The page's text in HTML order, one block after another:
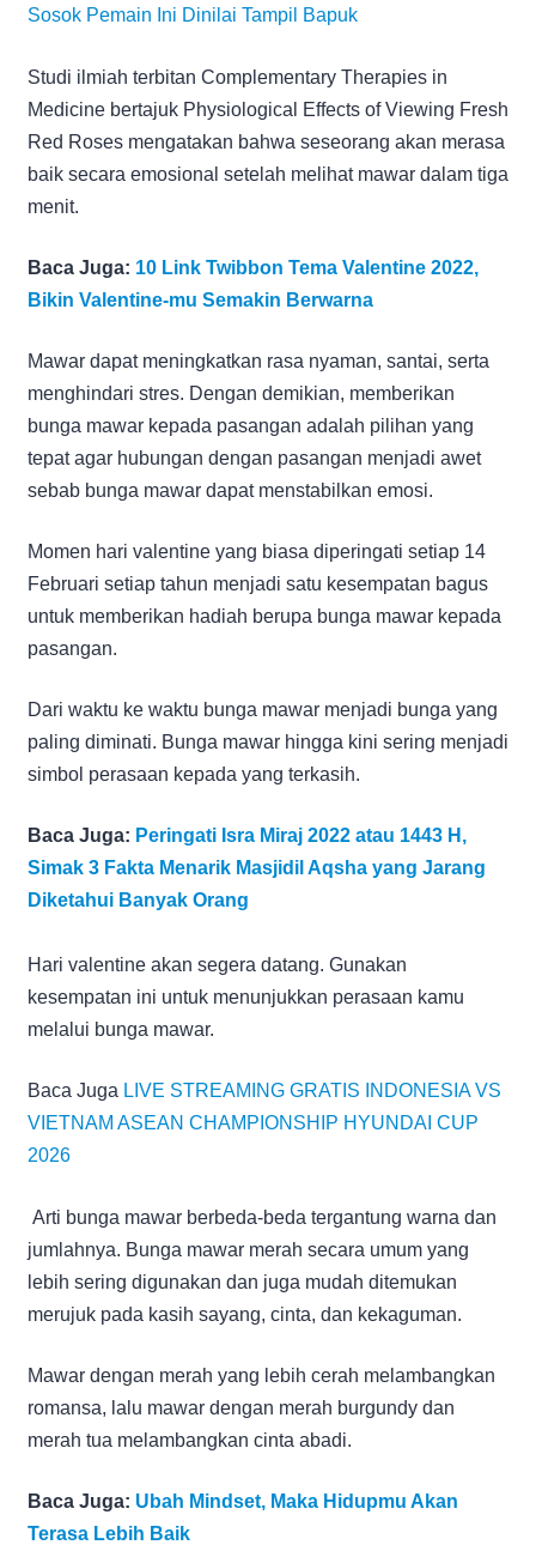
Sosok Pemain Ini Dinilai Tampil Bapuk
Studi ilmiah terbitan Complementary Therapies in
Medicine bertajuk Physiological Effects of Viewing Fresh
Red Roses mengatakan bahwa seseorang akan merasa
baik secara emosional setelah melihat mawar dalam tiga
menit.
Baca Juga: 10 Link Twibbon Tema Valentine 2022,
Bikin Valentine-mu Semakin Berwarna
Mawar dapat meningkatkan rasa nyaman, santai, serta
menghindari stres. Dengan demikian, memberikan
bunga mawar kepada pasangan adalah pilihan yang
tepat agar hubungan dengan pasangan menjadi awet
sebab bunga mawar dapat menstabilkan emosi.
Momen hari valentine yang biasa diperingati setiap 14
Februari setiap tahun menjadi satu kesempatan bagus
untuk memberikan hadiah berupa bunga mawar kepada
pasangan.
Dari waktu ke waktu bunga mawar menjadi bunga yang
paling diminati. Bunga mawar hingga kini sering menjadi
simbol perasaan kepada yang terkasih.
Baca Juga: Peringati Isra Miraj 2022 atau 1443 H,
Simak 3 Fakta Menarik Masjidil Aqsha yang Jarang
Diketahui Banyak Orang
Hari valentine akan segera datang. Gunakan
kesempatan ini untuk menunjukkan perasaan kamu
melalui bunga mawar.
Baca Juga LIVE STREAMING GRATIS INDONESIA VS
VIETNAM ASEAN CHAMPIONSHIP HYUNDAI CUP
2026
Arti bunga mawar berbeda-beda tergantung warna dan
jumlahnya. Bunga mawar merah secara umum yang
lebih sering digunakan dan juga mudah ditemukan
merujuk pada kasih sayang, cinta, dan kekaguman.
Mawar dengan merah yang lebih cerah melambangkan
romansa, lalu mawar dengan merah burgundy dan
merah tua melambangkan cinta abadi.
Baca Juga: Ubah Mindset, Maka Hidupmu Akan
Terasa Lebih Baik